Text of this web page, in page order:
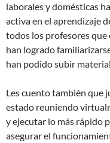
laborales y domésticas
activa en el aprendizaje
todos los profesores
han logrado
han podido subir
Les cuento también que
estado reuniendo
y ejecutar lo más rápido
asegurar el